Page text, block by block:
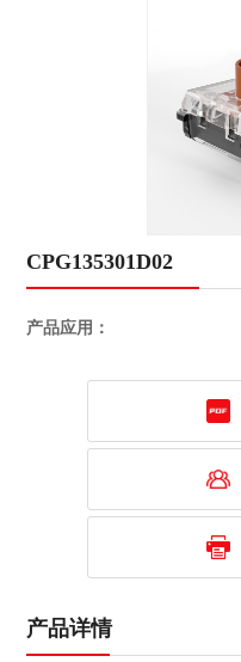
CPG135301D02
产品应用：
产品详情